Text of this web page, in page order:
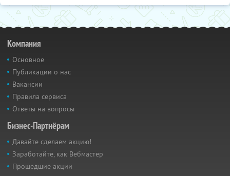
Компания
Основное
Публикации о нас
Вакансии
Правила сервиса
Ответы на вопросы
Бизнес-Партнёрам
Давайте сделаем акцию!
Заработайте, как Вебмастер
Прошедшие акции